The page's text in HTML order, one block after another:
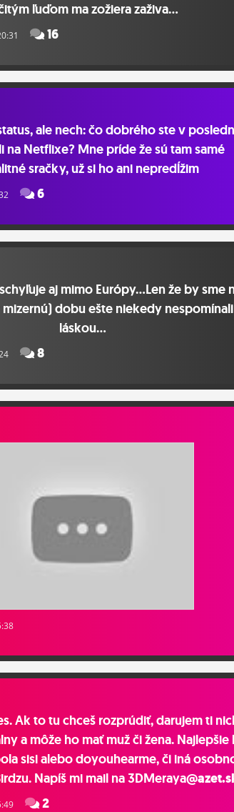
ľuďom ma zožiera zaživa...
16
ale nech: čo dobrého ste v
na Netflixe? Mne príde že sú tam samé
sračky, už si ho ani nepredĺžim
6
aj mimo Európy...Len že by sme
dobu ešte niekedy
láskou...
8
Ak to tu chceš rozprúdiť, darujem ti
a môže ho mať muž či žena. Najlepšie
sisi alebo doyouhearme, či iná
Napíš mi mail na 3DMeraya
2